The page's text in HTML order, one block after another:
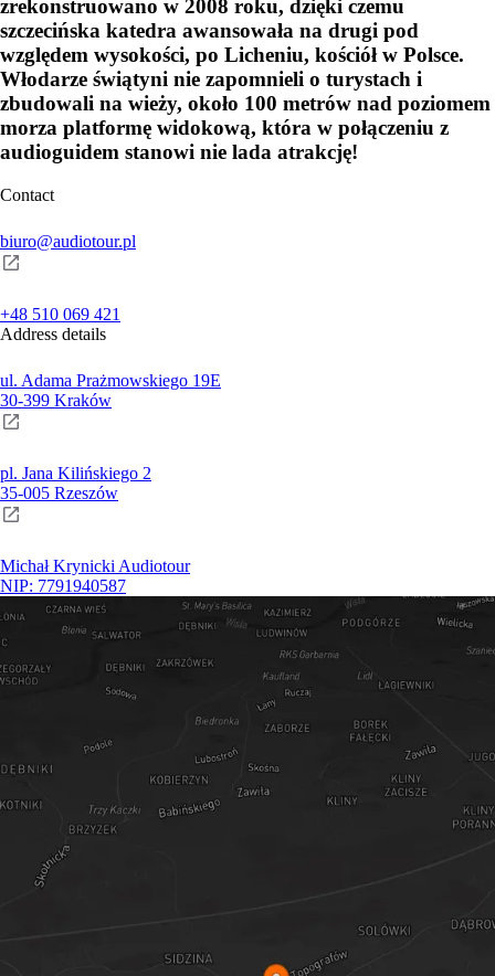
zrekonstruowano w 2008 roku, dzięki czemu
szczecińska katedra awansowała na drugi pod
względem wysokości, po Licheniu, kościół w Polsce.
Włodarze świątyni nie zapomnieli o turystach i
zbudowali na wieży, około 100 metrów nad poziomem
morza platformę widokową, która w połączeniu z
audioguidem stanowi nie lada atrakcję!
Contact
biuro@audiotour.pl
+48 510 069 421
Address details
ul. Adama Prażmowskiego 19E
30-399 Kraków
pl. Jana Kilińskiego 2
35-005 Rzeszów
Michał Krynicki Audiotour
NIP: 7791940587